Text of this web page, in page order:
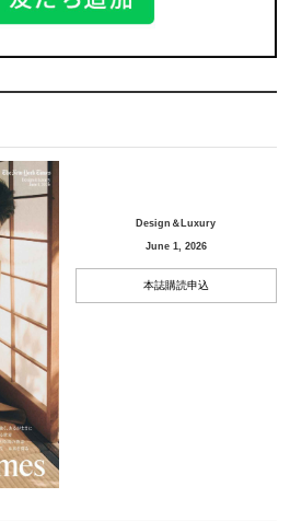
Design＆Luxury
June 1, 2026
本誌購読申込